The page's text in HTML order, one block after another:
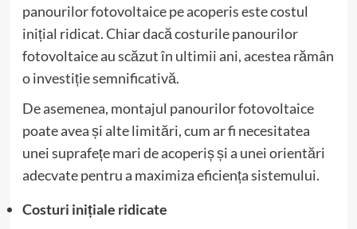
panourilor fotovoltaice pe acoperis este costul
inițial ridicat. Chiar dacă costurile panourilor
fotovoltaice au scăzut în ultimii ani, acestea rămân
o investiție semnificativă.
De asemenea, montajul panourilor fotovoltaice
poate avea și alte limitări, cum ar fi necesitatea
unei suprafețe mari de acoperiș și a unei orientări
adecvate pentru a maximiza eficiența sistemului.
Costuri inițiale ridicate